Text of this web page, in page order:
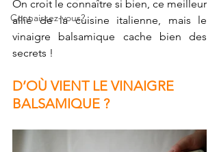
Connaissez-vous?
On croit le connaître si bien, ce meilleur
allié de la cuisine italienne, mais le
vinaigre balsamique cache bien des
secrets !
D’OÙ VIENT LE VINAIGRE
BALSAMIQUE ?